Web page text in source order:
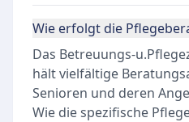
Wie erfolgt die
Das Betreuungs-
hält vielfältige
Senioren und deren
Wie die spezifische